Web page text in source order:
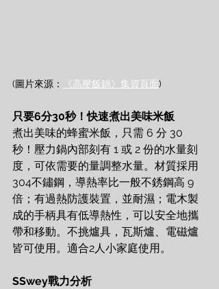
(圖片來源： 《高壓飯鍋》集資頁面)
只要6分30秒！快速煮出美味米飯
煮出美味的蜂蜜米飯，只需 6 分 30
秒！壓力鍋內部刻有 1 或 2 份的水量刻
度，可依需要的量調整水量。材質採用
304不鏽鋼，導熱率比一般不銹鋼高 9
倍；有過熱防護裝置，並耐濕；電木製
成的手柄具有低導熱性，可以安全地攜
帶和移動。不挑爐具，瓦斯爐、電磁爐
皆可使用。適合2人小家庭使用。
SSwey戰力分析